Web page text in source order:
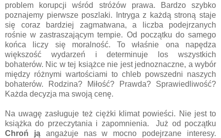
problem korupcji wśród stróżów prawa. Bardzo szybko
poznajemy pierwsze poszlaki. Intryga z każdą stroną staje
się coraz bardziej zagmatwana, a liczba podejrzanych
rośnie w zastraszającym tempie. Od początku do samego
końca liczy się moralność. To właśnie ona napędza
większość wydarzeń i determinuje los wszystkich
bohaterów. Nic w tej książce nie jest jednoznaczne, a wybór
między różnymi wartościami to chleb powszedni naszych
bohaterów. Rodzina? Miłość? Prawda? Sprawiedliwość?
Każda decyzja ma swoją cenę.
Na uwagę zasługuje też ciężki klimat powieści. Nie jest to
książka do przeczytania i zapomnienia.
Już od początku
Chroń ją angażuje nas w mocno podejrzane interesy.